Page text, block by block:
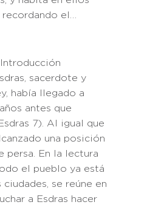
recordando el…
sacerdote y
había llegado a
antes que
7). Al igual que
una posición
persa. En la lectura
el pueblo ya está
se reúne en
a Esdras hacer